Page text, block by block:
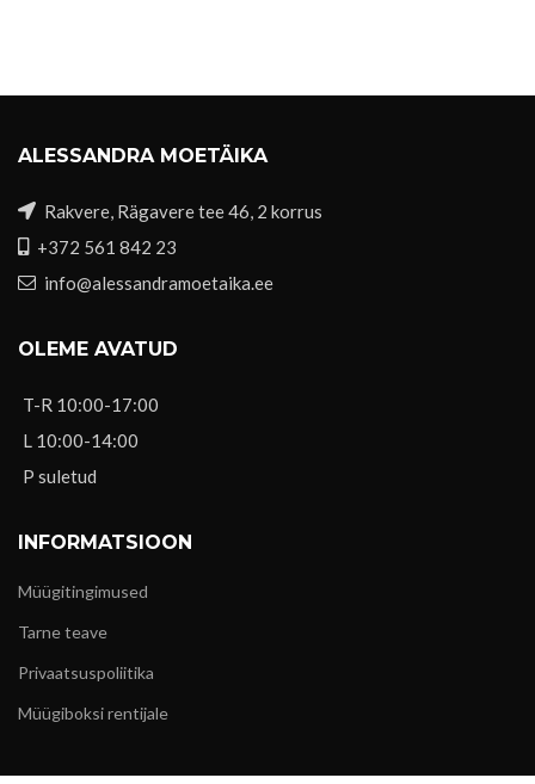
ALESSANDRA MOETÄIKA
Rakvere, Rägavere tee 46, 2 korrus
+372 561 842 23
info@alessandramoetaika.ee
OLEME AVATUD
T-R 10:00-17:00
L 10:00-14:00
P suletud
INFORMATSIOON
Müügitingimused
Tarne teave
Privaatsuspoliitika
Müügiboksi rentijale